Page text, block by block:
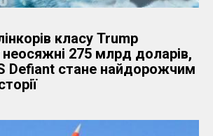
класу Trump
неосяжні 275 млрд доларів,
Defiant стане найдорожчим